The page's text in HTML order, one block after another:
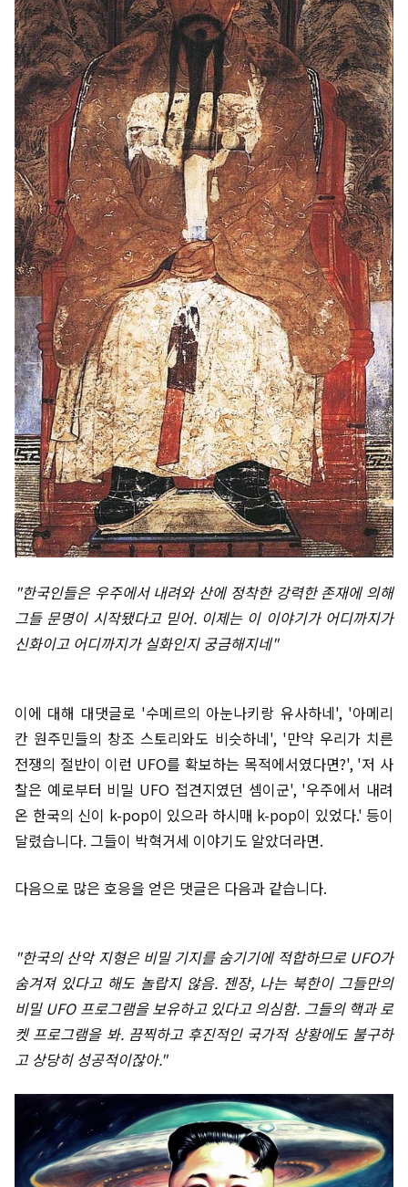
"한국인들은 우주에서 내려와 산에 정착한 강력한 존재에 의해
그들 문명이 시작됐다고 믿어. 이제는 이 이야기가 어디까지가
신화이고 어디까지가 실화인지 궁금해지네"
이에 대해 대댓글로 '수메르의 아눈나키랑 유사하네', '아메리
칸 원주민들의 창조 스토리와도 비슷하네', '만약 우리가 치른
전쟁의 절반이 이런 UFO를 확보하는 목적에서였다면?', '저 사
찰은 예로부터 비밀 UFO 접견지였던 셈이군', '우주에서 내려
온 한국의 신이 k-pop이 있으라 하시매 k-pop이 있었다.' 등이
달렸습니다. 그들이 박혁거세 이야기도 알았더라면.
다음으로 많은 호응을 얻은 댓글은 다음과 같습니다.
"한국의 산악 지형은 비밀 기지를 숨기기에 적합하므로 UFO가
숨겨져 있다고 해도 놀랍지 않음. 젠장, 나는 북한이 그들만의
비밀 UFO 프로그램을 보유하고 있다고 의심함. 그들의 핵과 로
켓 프로그램을 봐. 끔찍하고 후진적인 국가적 상황에도 불구하
고 상당히 성공적이잖아."